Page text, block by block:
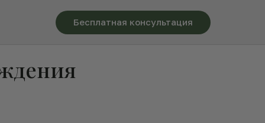
Бесплатная консультация